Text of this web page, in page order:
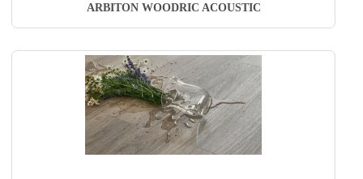
ARBITON WOODRIC ACOUSTIC